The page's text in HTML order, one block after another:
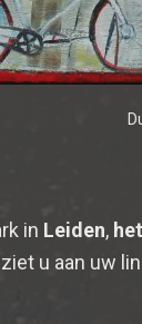
in Leiden, het
u aan uw